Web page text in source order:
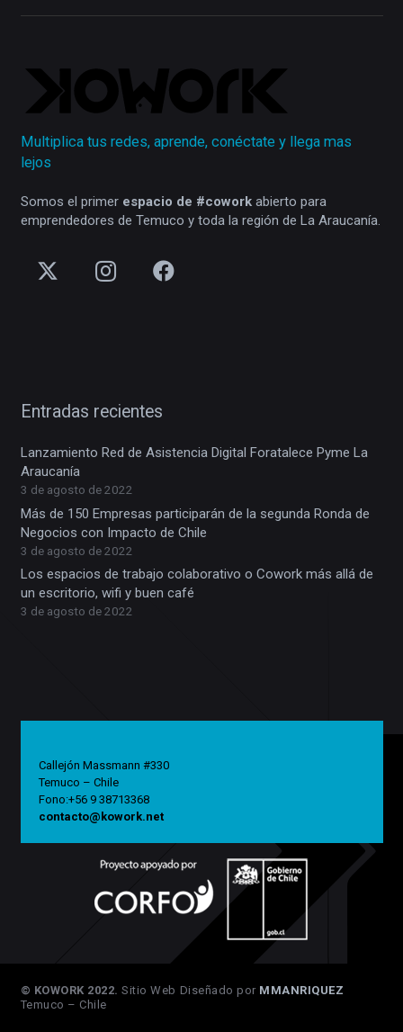
Multiplica tus redes, aprende, conéctate y llega mas
lejos
Somos el primer espacio de #coworkabierto para
emprendedores de Temuco y toda la región de La Araucanía.
Entradas recientes
Lanzamiento Red de Asistencia Digital Foratalece Pyme La
Araucanía
3 de agosto de 2022
Más de 150 Empresas participarán de la segunda Ronda de
Negocios con Impacto de Chile
3 de agosto de 2022
Los espacios de trabajo colaborativo o Cowork más allá de
un escritorio, wifi y buen café
3 de agosto de 2022
Callejón Massmann #330
Temuco – Chile
Fono:+56 9 38713368
contacto@kowork.net
© KOWORK 2022. Sitio Web Diseñado por MMANRIQUEZ
Temuco – Chile